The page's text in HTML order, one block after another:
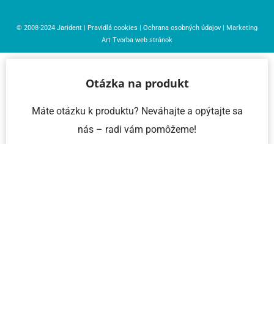
© 2008-2024 Jarident Pravidlá cookies Ochrana osobných údajov | Marketing
Art Tvorba web stránok
Otázka na produkt
Máte otázku k produktu? Neváhajte a opýtajte sa
nás – radi vám pomôžeme!